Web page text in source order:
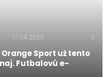
17.04.2020 0
Sport už tento
Futbalovú e-